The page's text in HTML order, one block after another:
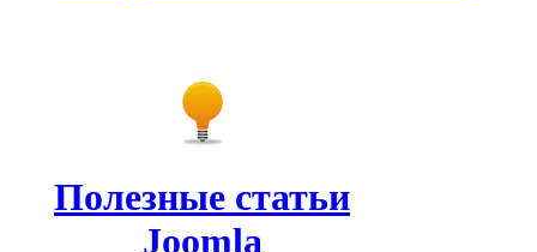
Полезные статьи
Joomla